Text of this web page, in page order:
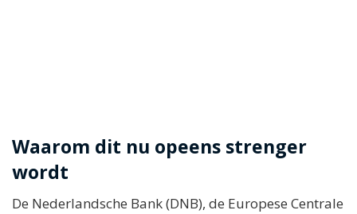
Waarom dit nu opeens strenger
wordt
De Nederlandsche Bank (DNB), de Europese Centrale